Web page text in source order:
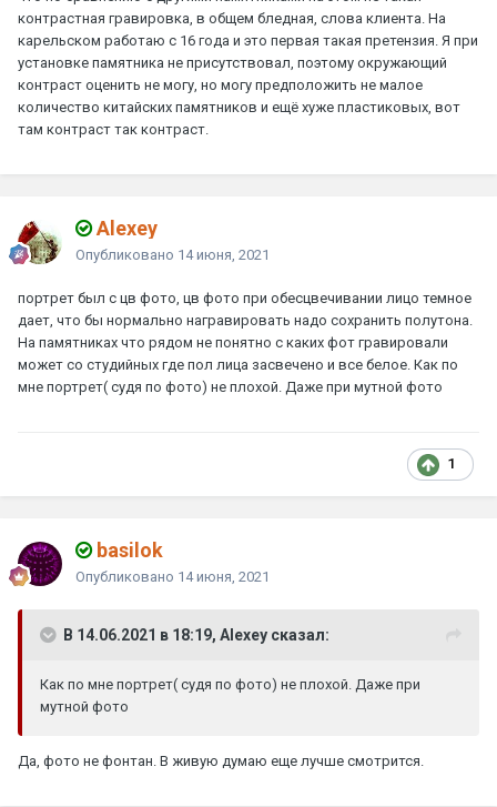
контрастная гравировка, в общем бледная, слова клиента. На
карельском работаю с 16 года и это первая такая претензия. Я при
установке памятника не присутствовал, поэтому окружающий
контраст оценить не могу, но могу предположить не малое
количество китайских памятников и ещё хуже пластиковых, вот
там контраст так контраст.
Alexey
Опубликовано 14 июня, 2021
портрет был с цв фото, цв фото при обесцвечивании лицо темное
дает, что бы нормально награвировать надо сохранить полутона.
На памятниках что рядом не понятно с каких фот гравировали
может со студийных где пол лица засвечено и все белое. Как по
мне портрет( судя по фото) не плохой. Даже при мутной фото
1
basilok
Опубликовано 14 июня, 2021
В 14.06.2021 в 18:19, Alexey сказал:
Как по мне портрет( судя по фото) не плохой. Даже при
мутной фото
Да, фото не фонтан. В живую думаю еще лучше смотрится.